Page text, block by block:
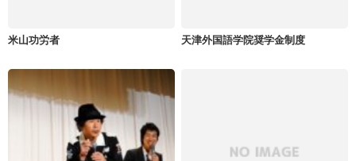
米山功労者 天津外国語学院奨学金制度